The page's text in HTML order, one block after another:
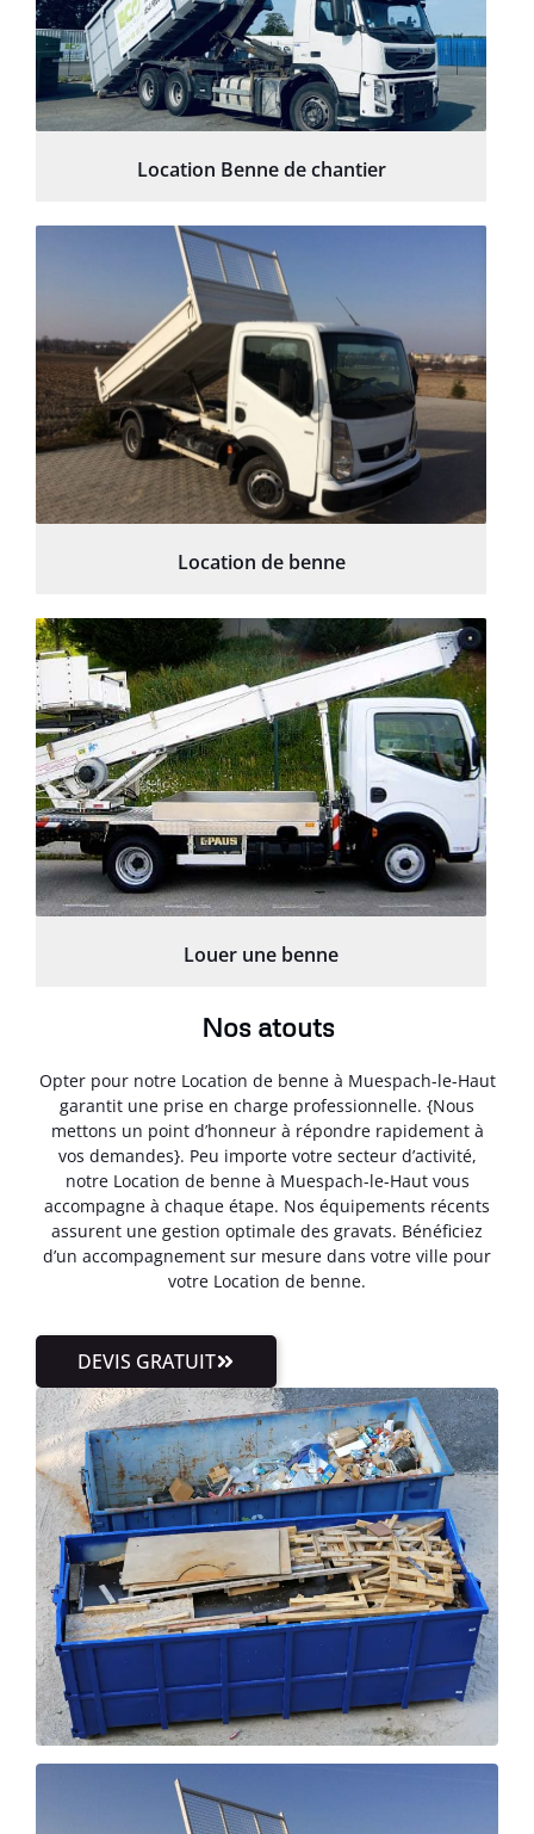
Location Benne de chantier
Location de benne
Louer une benne
Nos atouts
Opter pour notre Location de benne à Muespach-le-Haut
garantit une prise en charge professionnelle. {Nous
mettons un point d’honneur à répondre rapidement à
vos demandes}. Peu importe votre secteur d’activité,
notre Location de benne à Muespach-le-Haut vous
accompagne à chaque étape. Nos équipements récents
assurent une gestion optimale des gravats. Bénéficiez
d’un accompagnement sur mesure dans votre ville pour
votre Location de benne.
DEVIS GRATUIT